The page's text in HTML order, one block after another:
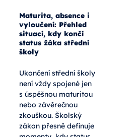
Maturita, absence i
vyloučení: Přehled
situací, kdy končí
status žáka střední
školy
Ukončení střední školy
není vždy spojené jen
s úspěšnou maturitou
nebo závěrečnou
zkouškou. Školský
zákon přesně definuje